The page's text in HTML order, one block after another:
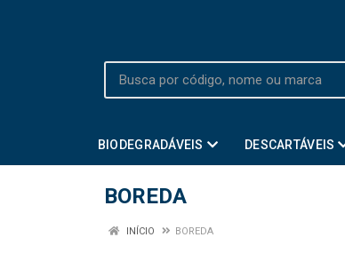
BIODEGRADÁVEIS DESCARTÁVEIS
BOREDA
INÍCIO BOREDA